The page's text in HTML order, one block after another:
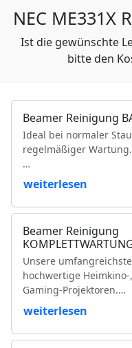
NEC ME331X
Ist die gewünschte
bitte den
Beamer Reinigung
Ideal bei normaler
regelmäßiger Wartung.
Leistungsumfang:
Reinigung der
Reinigung der
Objektivreinigung
Entfernung loser
Geräteinneren
Prüfung der Bildqualität
Funktionsprüfung
weiterlesen
Beamer Reinigung
Unsere
hochwertige
Gaming-Projektoren.
Leistungsumfang:
weiterlesen